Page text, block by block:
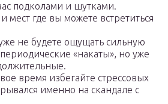
подколами и шутками.
мест где вы можете встретиться
не будете ощущать сильную
«накаты», но уже
время избегайте стрессовых
именно на скандале с